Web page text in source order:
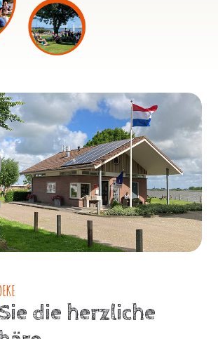
die herzliche